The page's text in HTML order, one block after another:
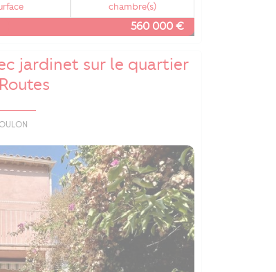
chambre(s)
560 000 €
jardinet sur le quartier